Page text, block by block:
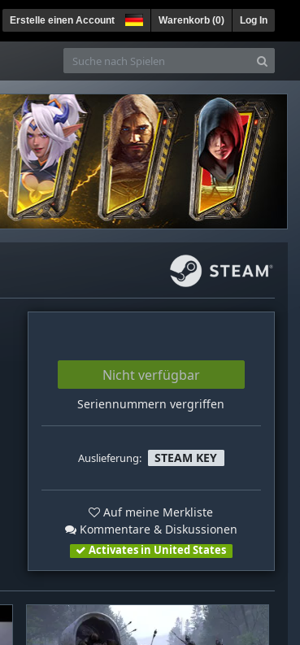
Erstelle einen Account Warenkorb (0) Log In
Nicht verfügbar
Seriennummern vergriffen
Auslieferung: STEAM KEY
Auf meine Merkliste
Kommentare & Diskussionen
Activates in United States